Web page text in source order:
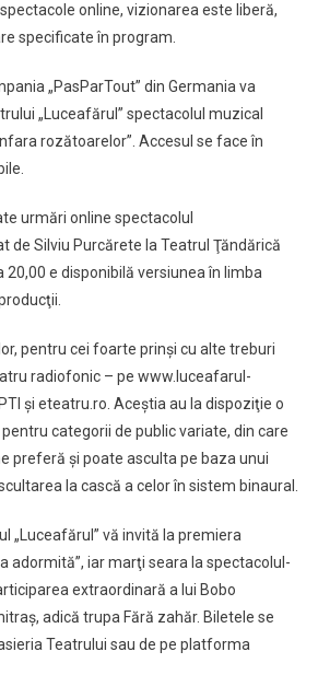
online, vizionarea este liberă,
specificate în program.
„PasParTout” din Germania va
„Luceafărul” spectacolul muzical
rozătoarelor”. Accesul se face în
urmări online spectacolul
de Silviu Purcărete la Teatrul Ţăndărică
20,00 e disponibilă versiunea în limba
pentru cei foarte prinşi cu alte treburi
radiofonic – pe www.luceafarul-
şi eteatru.ro. Aceştia au la dispoziţie o
categorii de public variate, din care
preferă şi poate asculta pe baza unui
la cască a celor în sistem binaural.
„Luceafărul” vă invită la premiera
adormită”, iar marţi seara la spectacolul-
extraordinară a lui Bobo
adică trupa Fără zahăr. Biletele se
Teatrului sau de pe platforma